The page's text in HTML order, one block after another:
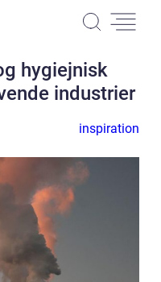
hygiejnisk
industrier
inspiration